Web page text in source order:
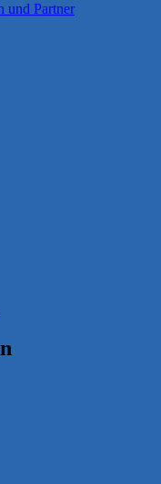
und Partner